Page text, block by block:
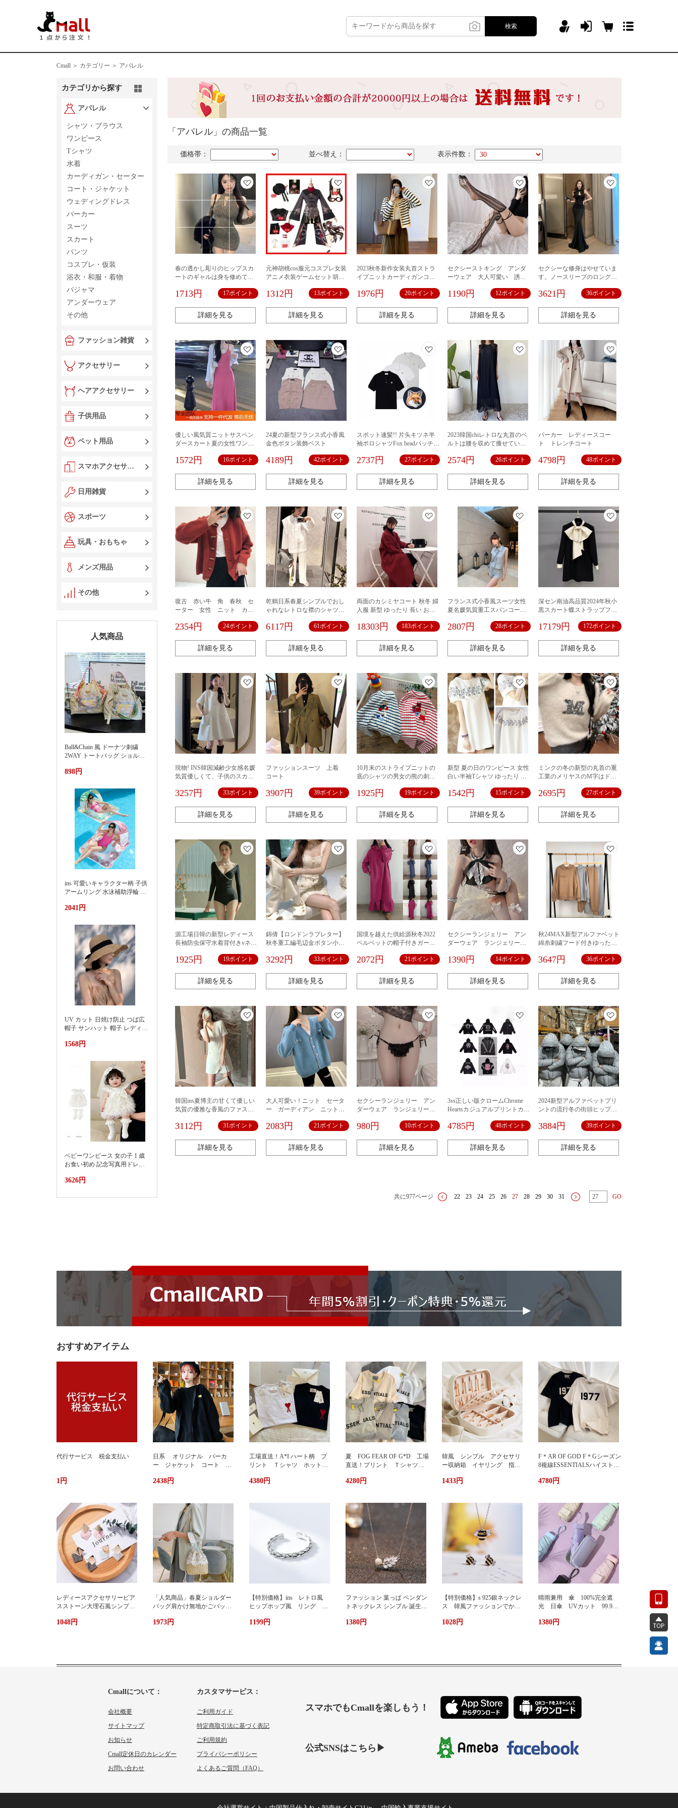
検索
Cmall ＞ カテゴリー ＞ アパレル
カテゴリから探す
アパレル
シャツ・ブラウス
ワンピース
Tシャツ
水着
カーディガン・セーター
コート・ジャケット
ウェディングドレス
パーカー
スーツ
スカート
パンツ
コスプレ・仮装
浴衣・和服・着物
パジャマ
アンダーウェア
その他
ファッション雑貨
アクセサリー
ヘアアクセサリー
子供用品
ペット用品
スマホアクセサリー
日用雑貨
スポーツ
玩具・おもちゃ
メンズ用品
その他
人気商品
Ball&Chain 風 ドーナツ刺繍
2WAY トートバッグ ショルダ
ッグ 大容量通勤カバン夏季新
搭通勤小众大容量单肩购物袋
898円
ins 可愛いキャラクター柄 子供
アームリング 水泳補助浮輪 プ
池遮阳蓬浮床充气浮排男女水
2041円
UV カット 日焼け防止 つば広
帽子 サンハット 帽子 レディー
好看防晒显脸小沙滩海边防紫
1568円
ベビーワンピース 女の子 1 歳
お食い初め 記念写真用ドレス
周礼服裙子婴儿夏装连衣裙蛋
3626円
「アパレル」の商品一覧
価格帯： 並べ替え： 表示件数：
春の透かし彫りのヒップスカ
ートのギャルは身を修めて肩
ートと袖のカバー5148
1713円 17ポイント
詳細を見る
元神胡桃cos服元コスプレ女装
アニメ衣装ゲームセット胡堂
1312円 13ポイント
詳細を見る
2023秋冬新作女装丸首ストラ
イプニットカーディガンコー
1976円 20ポイント
詳細を見る
セクシーストキング アンダ
ーウェア 大人可愛い 誘
部屋着 コスプレ 勝負下
1190円 12ポイント
詳細を見る
セクシーな修身はやせていま
す。ノースリーブのロングワ
3621円 36ポイント
詳細を見る
優しい風気質ニットサスペン
ダースカート夏の女性ワンピ
スカート十三行
1572円 16ポイント
詳細を見る
24夏の新型フランス式小香風
金色ボタン装飾ベスト
4189円 42ポイント
詳細を見る
スポット速髪!! 片头キツネ半
袖ポロシャツFox headパッチt
2737円 27ポイント
詳細を見る
2023韓国chiレトロな丸首のベ
ルトは腰を収めて痩せていま
2574円 26ポイント
詳細を見る
パーカー レディースコー
ト トレンチコート
4798円 48ポイント
詳細を見る
復古 赤い牛 角 春秋 セ
ーター 女性 ニット カー
り ウール ハイネック ニ
ー ゆったり カジュアル
大人 通勤 OL
2354円 24ポイント
詳細を見る
乾鶴日系春夏シンプルでおし
ゃれなレトロな襟のシャツが
いいです。
6117円 61ポイント
詳細を見る
両面のカシミヤコート 秋冬 婦
人服 新型 ゆったり 長い おし
コート ウールコート ウール カ
18303円 183ポイント
詳細を見る
フランス式小香風スーツ女性
夏名媛気質重工スパンコール
ンツ
2807円 28ポイント
詳細を見る
深セン南油高品質2024年秋小
黒スカート蝶ストラップフラ
性スカート
17179円 172ポイント
詳細を見る
現物! INS韓国減齢少女感名媛
気質優しくて、子供のスカー
3257円 33ポイント
詳細を見る
ファッションスーツ 上着
コート
3907円 39ポイント
詳細を見る
10月末のストライプニットの
底のシャツの男女の熊の刺繍
1925円 19ポイント
詳細を見る
新型 夏の日のワンピース 女性
白い半袖Tシャツ ゆったり 花
ピース 日系ワンピース 人気レ
ンピース
1542円 15ポイント
詳細を見る
ミンクの冬の新型の丸首の重
工業のメリヤスのM字はドリ
い背のカバーの頭を厚くして
2695円 27ポイント
詳細を見る
源工場日韓の新型レディース
長袖防虫保守水着背付きvネッ
1925円 19ポイント
詳細を見る
錦倩【ロンドンラブレター】
秋冬重工編毛辺金ボタン小香
性新商品
3292円 33ポイント
詳細を見る
国境を越えた供給源秋冬2022
ベルベットの帽子付きガード
トポケットのゆるいワンピー
2072円 21ポイント
詳細を見る
セクシーランジェリー アン
ダーウェア ランジェリーセ
ロい下着 盛りブラ 可愛い
ル インナー 部屋着 コス
プレ 勝負下着 彼氏に喜ば
1390円 14ポイント
詳細を見る
秋24MAX新型アルファベット
綿糸刺繍フード付きゆったり
アル洋風コンビネーションフ
3647円 36ポイント
詳細を見る
韓国ins夏博主の甘くて優しい
気質の優雅な香風のファスナ
ンピースを現します。
3112円 31ポイント
詳細を見る
大人可愛い！ニット セータ
ー ガーディアン ニットカ
ス おしゃれ 定番 かわい
ュアル レトロ ゆったり 暖
かい 防寒 中厚手
2083円 21ポイント
詳細を見る
セクシーランジェリー アン
ダーウェア ランジェリーセ
ロい下着 盛りブラ 可愛い
ル インナー 部屋着 コス
プレ 勝負下着 彼氏に喜ば
980円 10ポイント
詳細を見る
3ss正しい版クロームChrome
Heartsカジュアルプリントカジ
ウェットウールパーカー
4785円 48ポイント
詳細を見る
2024新型アルファベットプリ
ントの流行冬の街頭ヒップホ
スボーダー欧米
3884円 39ポイント
詳細を見る
22 23 24 25 26 27 28 29 30 31
共に977ページ GO
おすすめアイテム
代行サービス 税金支払い
1円
日系 オリジナル パーカ
ー ジャケット コート 暖
ス ユニセックス 男女兼用
2438円
工場直送！A*I ハート柄 プ
リント Ｔシャツ ホットプ
ニセックス おしゃれ スト
4380円
夏 FOG FEAR OF G*D 工場
直送！プリント Ｔシャツ
兼用 ユニセックス おしゃ
4280円
韓風 シンプル アクセサリ
ー収納箱 イヤリング 指
ックス ジュエリーケース ジ
い 小物入れ イアリン
グ ピアス 首飾り アクセ
サリー ケース
1433円
F＊AR OF GOD F＊Gシーズン
8複線ESSENTIALSハイストリ
ツカップル半袖
4780円
レディースアクセサリーピア
スストーン大理石風シンプル
1048円
「人気商品」春夏ショルダー
バッグ肩かけ無地かごバッグ
1973円
【特別価格】ins レトロ風
ヒップホップ風 リング シ
ン 個性 s 925純銀 オーダ
1199円
ファッション 葉っぱ ペンダン
トネックレス シンプル 誕生日
レディースファッション 新作
1380円
【特別価格】s 925銀ネックレ
ス 韓風ファッションでかわ
1028円
晴雨兼用 傘 100%完全遮
光 日傘 UVカット 99.9%
み傘 遮光 遮熱 撥水 耐
1380円
Cmallについて：
会社概要
サイトマップ
お知らせ
Cmall定休日のカレンダー
お問い合わせ
カスタマサービス：
ご利用ガイド
特定商取引法に基づく表記
ご利用規約
プライバシーポリシー
よくあるご質問（FAQ）
スマホでもCmallを楽しもう！
公式SNSはこちら▶